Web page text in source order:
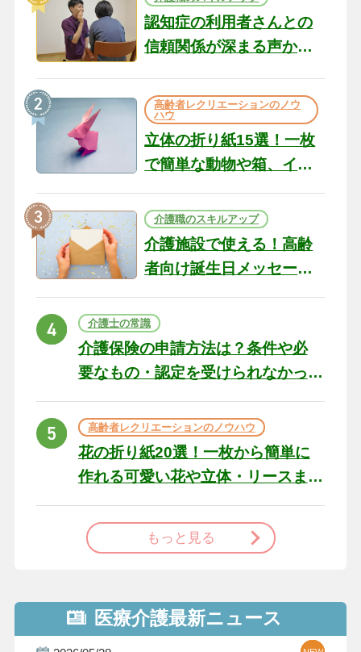
認知症の利用者さんとの
信頼関係が深まる声かけ
の現場から（22）
高齢者レクリエーションのノウ
ハウ
立体の折り紙15選！一枚
で簡単な動物や箱、イン
介護職のスキルアップ
介護施設で使える！高齢
者向け誕生日メッセージ
ト
介護士の常識
介護保険の申請方法は？条件や必
要なもの・認定を受けられなかっ
高齢者レクリエーションのノウハウ
花の折り紙20選！一枚から簡単に
作れる可愛い花や立体・リースま
もっと見る
医療介護最新ニュース